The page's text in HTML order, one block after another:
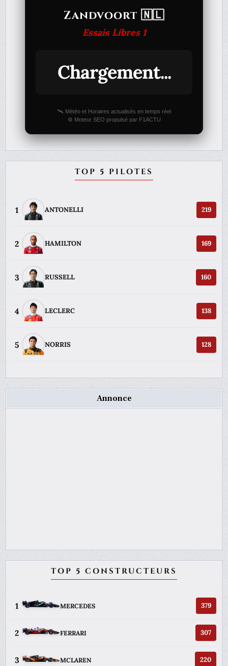
Zandvoort 🇳🇱
Essais Libres 1
Chargement...
🛰️ Météo et Horaires actualisés en temps réel
⚙️ Moteur SEO propulsé par F1ACTU
TOP 5 PILOTES
1 ANTONELLI 219
2 HAMILTON 169
3 RUSSELL 160
4 LECLERC 138
5 NORRIS 128
Annonce
TOP 5 CONSTRUCTEURS
1 MERCEDES 379
2 FERRARI 307
3 MCLAREN 220